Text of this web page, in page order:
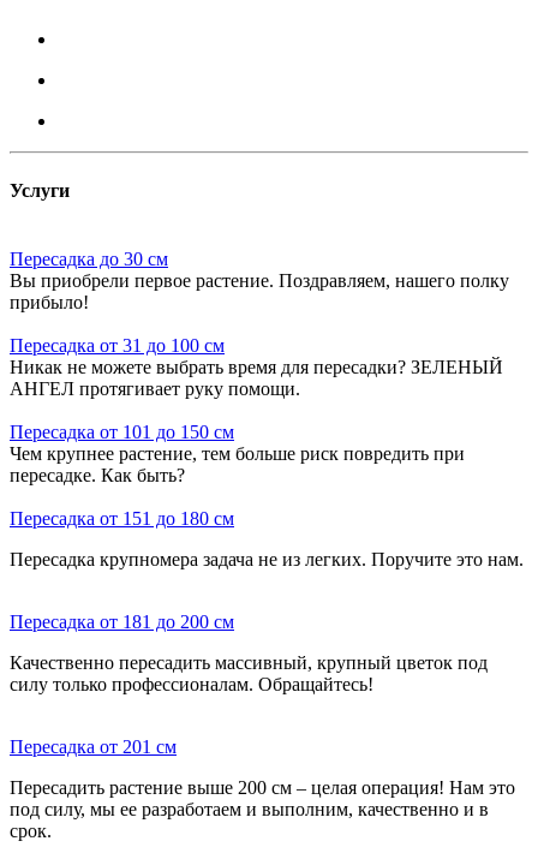
Услуги
Пересадка до 30 см
Вы приобрели первое растение. Поздравляем, нашего полку
прибыло!
Пересадка от 31 до 100 см
Никак не можете выбрать время для пересадки? ЗЕЛЕНЫЙ
АНГЕЛ протягивает руку помощи.
Пересадка от 101 до 150 см
Чем крупнее растение, тем больше риск повредить при
пересадке. Как быть?
Пересадка от 151 до 180 см
Пересадка крупномера задача не из легких. Поручите это нам.
Пересадка от 181 до 200 см
Качественно пересадить массивный, крупный цветок под
силу только профессионалам. Обращайтесь!
Пересадка от 201 см
Пересадить растение выше 200 см – целая операция! Нам это
под силу, мы ее разработаем и выполним, качественно и в
срок.